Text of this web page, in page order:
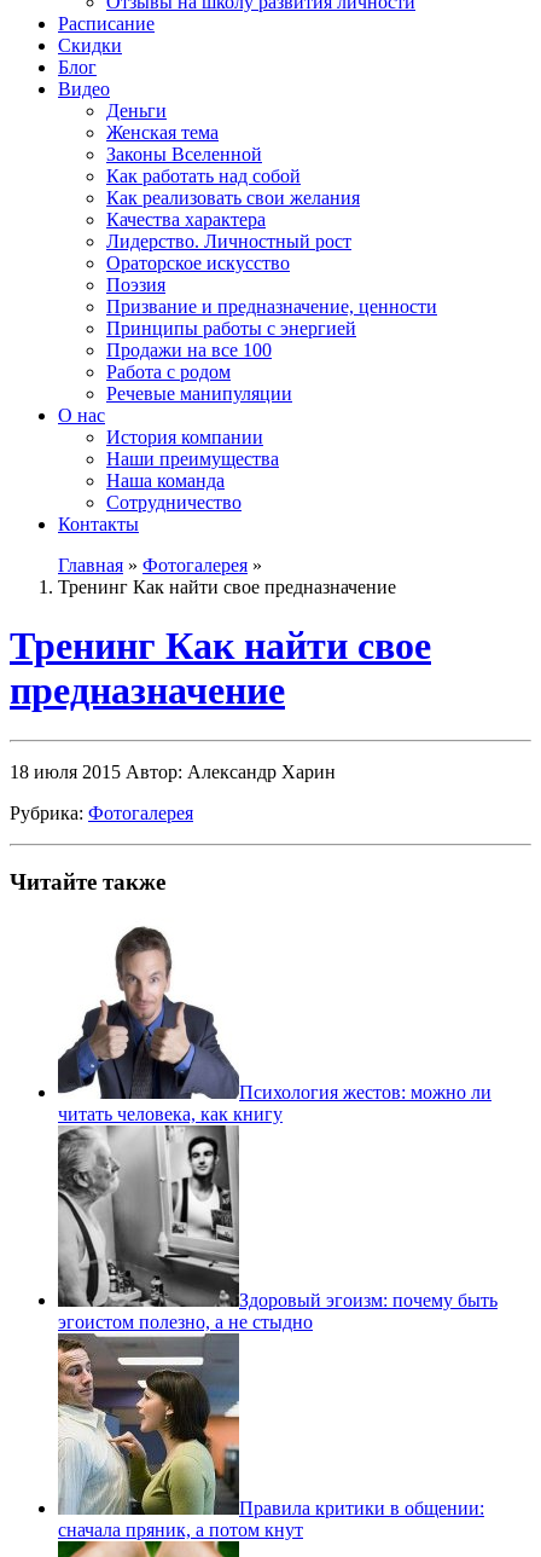
Расписание
Скидки
Блог
Видео
Деньги
Женская тема
Законы Вселенной
Как работать над собой
Как реализовать свои желания
Качества характера
Лидерство. Личностный рост
Ораторское искусство
Поэзия
Призвание и предназначение, ценности
Принципы работы с энергией
Продажи на все 100
Работа с родом
Речевые манипуляции
О нас
История компании
Наши преимущества
Наша команда
Сотрудничество
Контакты
Главная » Фотогалерея »
Тренинг Как найти свое предназначение
Тренинг Как найти свое
предназначение
18 июля 2015 Автор: Александр Харин
Рубрика: Фотогалерея
Читайте также
Психология жестов: можно ли
читать человека, как книгу
Здоровый эгоизм: почему быть
эгоистом полезно, а не стыдно
Правила критики в общении:
сначала пряник, а потом кнут